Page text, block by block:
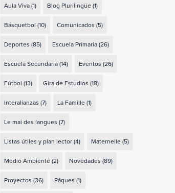
Aula Viva(1) Blog Plurilingüe(1)
Básquetbol (10) Comunicados (5)
Deportes (85) Escuela Primaria(26)
Escuela Secundaria(14) Eventos (26)
Fútbol (13) Gira de Estudios (18)
Interalianzas (7) La Famille(1)
Le mai des langues (7)
Listas útiles y plan lector(4) Maternelle(5)
Medio Ambiente(2) Novedades (89)
Proyectos (36) Pâques (1)